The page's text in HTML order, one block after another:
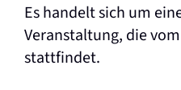
Es handelt sich um
Veranstaltung, die
stattfindet.